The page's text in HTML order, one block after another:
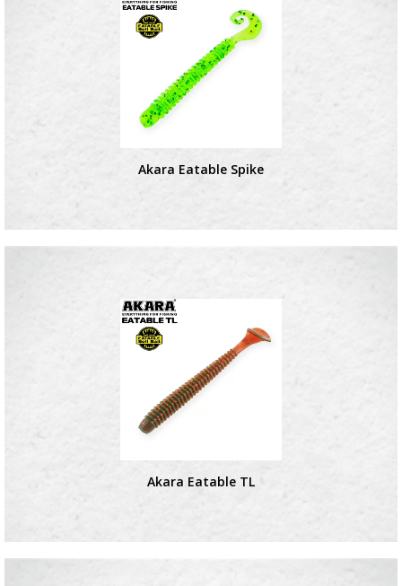
Akara Eatable Spike
Akara Eatable TL